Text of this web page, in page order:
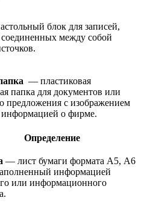
блок для записей,
между собой
— пластиковая
папка для документов или
предложения с изображением
информацией о фирме.
Определение
— лист бумаги формата А5, А6
информацией
или информационного